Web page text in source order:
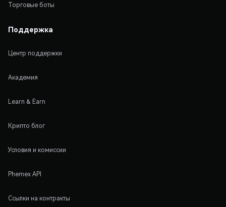
Торговые боты
Поддержка
Центр поддержки
Академия
Learn & Earn
Крипто блог
Условия и комиссии
Phemex API
Ссылки на контракты